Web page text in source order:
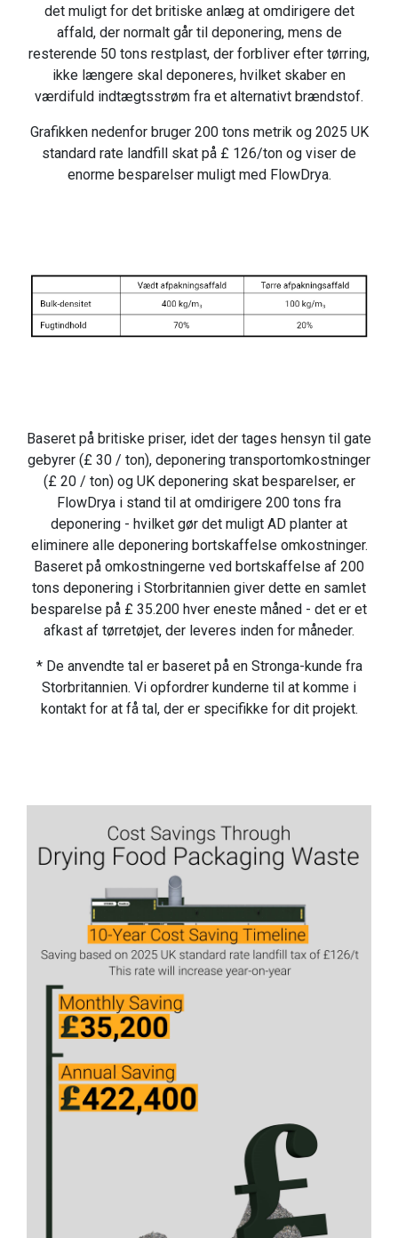
det muligt for det britiske anlæg at omdirigere det
affald, der normalt går til deponering, mens de
resterende 50 tons restplast, der forbliver efter tørring,
ikke længere skal deponeres, hvilket skaber en
værdifuld indtægtsstrøm fra et alternativt brændstof.
Grafikken nedenfor bruger 200 tons metrik og 2025 UK
standard rate landfill skat på £ 126/ton og viser de
enorme besparelser muligt med FlowDrya.
Baseret på britiske priser, idet der tages hensyn til gate
gebyrer (£ 30 / ton), deponering transportomkostninger
(£ 20 / ton) og UK deponering skat besparelser, er
FlowDrya i stand til at omdirigere 200 tons fra
deponering - hvilket gør det muligt AD planter at
eliminere alle deponering bortskaffelse omkostninger.
Baseret på omkostningerne ved bortskaffelse af 200
tons deponering i Storbritannien giver dette en samlet
besparelse på £ 35.200 hver eneste måned - det er et
afkast af tørretøjet, der leveres inden for måneder.
* De anvendte tal er baseret på en Stronga-kunde fra
Storbritannien. Vi opfordrer kunderne til at komme i
kontakt for at få tal, der er specifikke for dit projekt.